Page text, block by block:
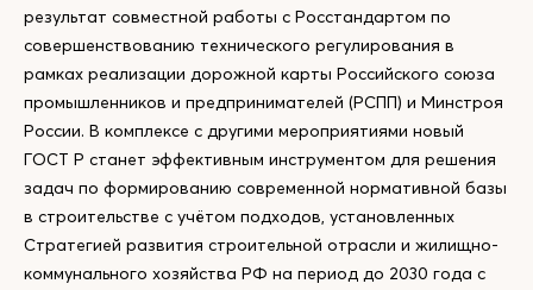
результат совместной работы с Росстандартом по
совершенствованию технического регулирования в
рамках реализации дорожной карты Российского союза
промышленников и предпринимателей (РСПП) и Минстроя
России. В комплексе с другими мероприятиями новый
ГОСТ Р станет эффективным инструментом для решения
задач по формированию современной нормативной базы
в строительстве с учётом подходов, установленных
Стратегией развития строительной отрасли и жилищно-
коммунального хозяйства РФ на период до 2030 года с